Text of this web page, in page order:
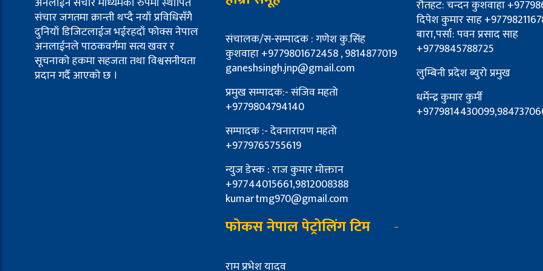
संचार जगतमा क्रान्ती थप्दै नयाँ प्रविधिसँगै
दुनियाँ डिजिटलाईज भईरहदाँ फोक्स नेपाल
अनलाईनले पाठकवर्गमा सत्य खवर र
सूचनाको हकमा सहजता तथा विश्वसनीयता
प्रदान गर्दै आएको छ ।
संचालक/स-सम्पादक : गणेश कु.सिंह
कुशवाहा +9779801672458 , 9814877019
ganeshsingh.jnp@gmail.com
प्रमुख सम्पादक:- संजिव महतो
+9779804794140
सम्पादक :- देवनारायण महतो
+9779765755619
न्युज डेस्क : राज कुमार मोक्तान
+97744015661,9812008388
kumartmg970@gmail.com
फोकस नेपाल पेट्रोलिंग टिम
राम प्रभेश यादव
रौतहट: चन्दन कुशवाहा
दिपेश कुमार साह
बारा,पर्सा: पवन प्रसाद साह
+9779845788725
लुम्बिनी प्रदेश ब्युरो प्रमुख
धर्मेन्द्र कुमार कुर्मी